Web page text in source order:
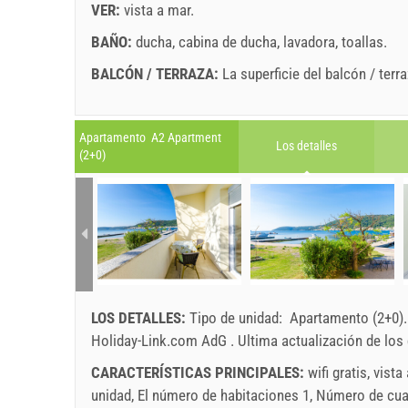
VER: vista a mar.
BAÑO: ducha, cabina de ducha, lavadora, toallas.
BALCÓN / TERRAZA: La superficie del balcón /
A1 Apartment (4+1) : Prices 2026 EUR
No. personas
1 jul. 2026
31 ago. 2026
1 - 2
142.86 EUR
3
157.15 EUR
min. noches
La llegada
Cualquier
Leyenda: Las fechas con red el fondo están
agosto 2026
L M X J V S D
1
2
10
11 12 13 14 15
16
17
18 19 20 21 22
23
24
25 26 27 28 29
30
31
L
14
21
28
Los campos marcados con estrella (*) son
Apartamento A2 Apartment
(2+0)
Los detalles
LOS DETALLES: Tipo de unidad: Apartamento (2+0).
Holiday-Link.com AdG . Ultima actualización de los
CARACTERÍSTICAS PRINCIPALES: wifi gratis, vista
unidad, El número de habitaciones 1, Número de